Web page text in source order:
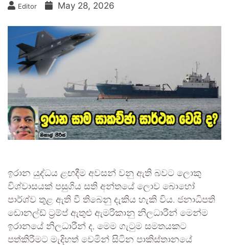
Editor May 28, 2026
ඉරාන යුද්ධය ළඟදීම අවසන් වනු ඇති බවට ලොකු
විශ්වාසයක් පසුගිය සති අන්තයේ ලොව බොහෝ
පාර්ශ්ව තුළ ඇති වී තිබෙනු දැකිය හැකි විය. ජනාධිපති
ඩොනල්ඩ් ට්‍රම්ප් ඇතුළු ඇමරිකානු නිලධාරීන් මෙන්ම
ඉරානයේ නිලධාරීන් ද, මෙම ගැටුම සමතයකට
පත්කිරීමට මැදිහත් වෙමින් සිටින පාකිස්තානයේ